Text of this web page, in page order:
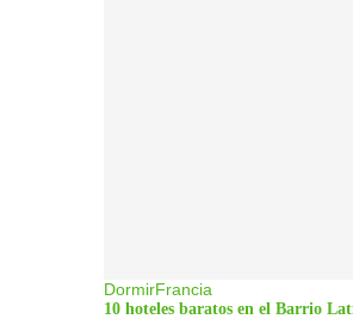
DormirFrancia
10 hoteles baratos en el Barrio